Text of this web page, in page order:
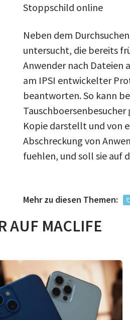
Stoppschild online
Neben dem
untersucht, die bereits
Anwender nach Dateien
am IPSI entwickelter
beantworten. So kann
Kopie darstellt und von
Abschreckung von
fuehlen, und soll sie auf
Mehr zu diesen Themen:
AUF MACLIFE